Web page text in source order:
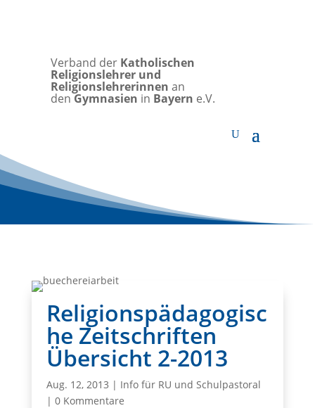
Verband der Katholischen
Religionslehrer und
Religionslehrerinnen an
denGymnasien in Bayern e.V.
Religionspädagogisc
he Zeitschriften
Übersicht 2-2013
Aug. 12, 2013 | Info für RU und Schulpastoral
| 0 Kommentare